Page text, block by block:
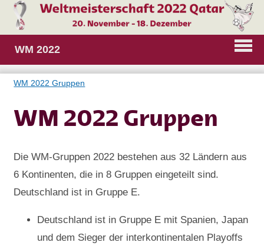
WM 2022
WM 2022 Gruppen
WM 2022 Gruppen
Die WM-Gruppen 2022 bestehen aus 32 Ländern aus
6 Kontinenten, die in 8 Gruppen eingeteilt sind.
Deutschland ist in Gruppe E.
Deutschland ist in Gruppe E mit Spanien, Japan
und dem Sieger der interkontinentalen Playoffs